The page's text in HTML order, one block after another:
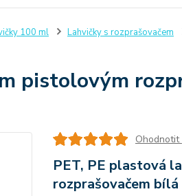
100 ml Lahvičky s rozprašovačem
pistolovým
PET, PE plastová
rozprašovačem